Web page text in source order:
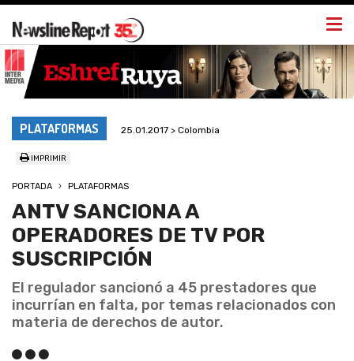
PLATAFORMAS 25.01.2017 > Colombia
IMPRIMIR
PORTADA PLATAFORMAS
ANTV SANCIONA A
OPERADORES DE TV POR
SUSCRIPCIÓN
El regulador sancionó a 45 prestadores que
incurrían en falta, por temas relacionados con
materia de derechos de autor.